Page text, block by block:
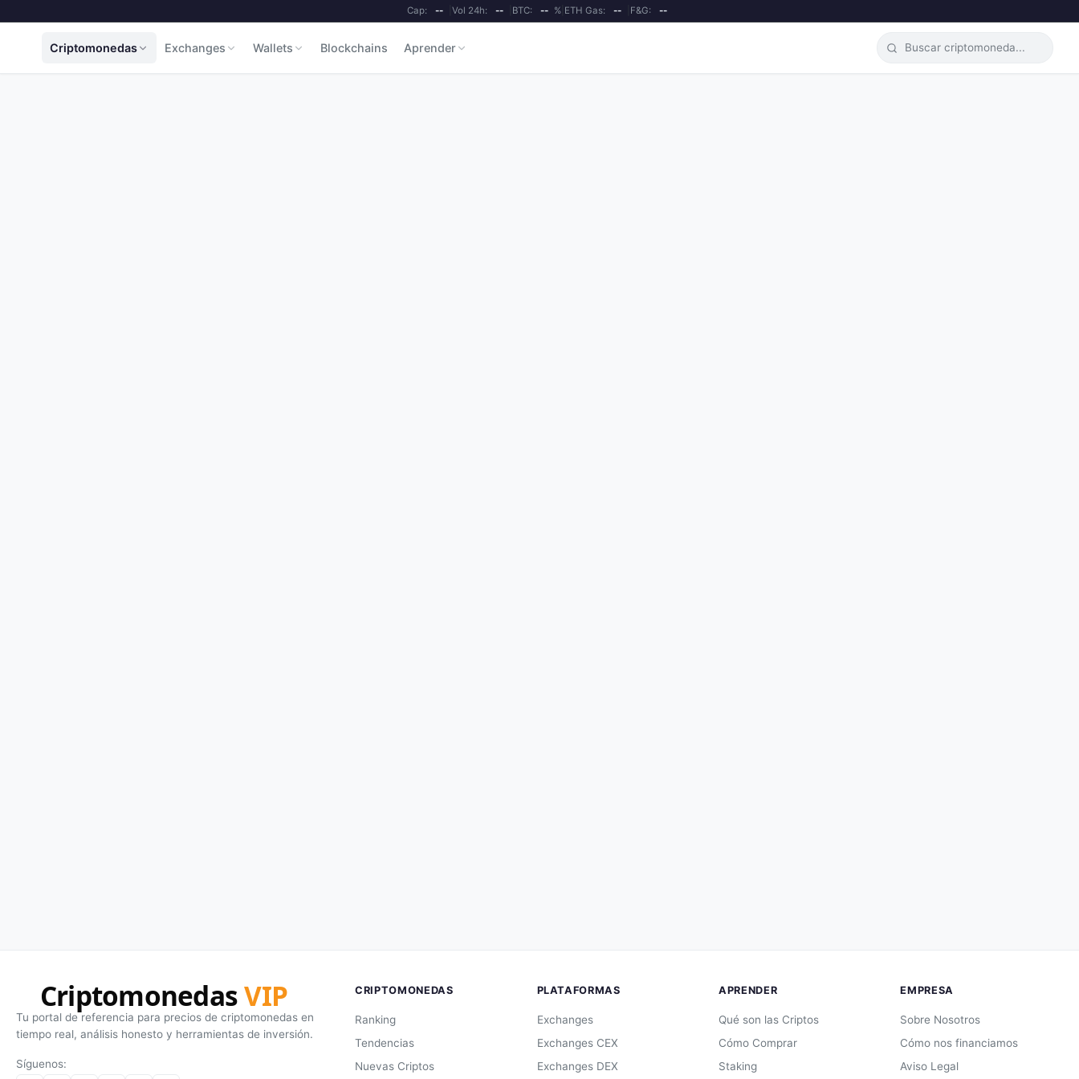
Cap: -- Vol 24h: -- BTC: -- %| ETH Gas: -- F&G: --
Criptomonedas Exchanges Wallets Blockchains Aprender
CriptomonedasVIP
Tu portal de referencia para precios de criptomonedas en
tiempo real, análisis honesto y herramientas de inversión.
Síguenos:
CRIPTOMONEDAS
Ranking
Tendencias
Nuevas Criptos
PLATAFORMAS
Exchanges
Exchanges CEX
Exchanges DEX
APRENDER
Qué son las Criptos
Cómo Comprar
Staking
EMPRESA
Sobre Nosotros
Cómo nos financiamos
Aviso Legal